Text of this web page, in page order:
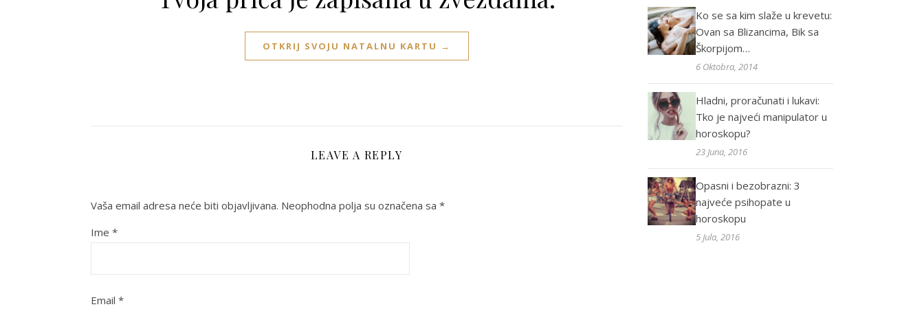
OTKRIJ SVOJU NATALNU KARTU →
LEAVE A REPLY
Vaša email adresa neće biti objavljivana. Neophodna polja su označena sa *
Ime *
Email *
Ko se sa kim slaže u krevetu:
Ovan sa Blizancima, Bik sa
Škorpijom…
6 Oktobra, 2014
Hladni, proračunati i lukavi:
Tko je najveći manipulator u
horoskopu?
23 Juna, 2016
Opasni i bezobrazni: 3
najveće psihopate u
horoskopu
5 Jula, 2016